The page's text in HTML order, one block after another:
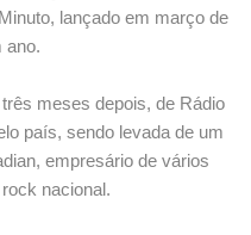
lançado em março de
ano.
meses depois, de Rádio
país, sendo levada de um
empresário de vários
nacional.